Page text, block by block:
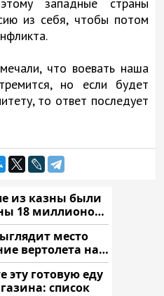
из себя, чтобы потом
что воевать наша
но если будет
то ответ последует
из казны были
18 миллионов
рублей
место
вертолета на
смотреть
эту готовую еду
список